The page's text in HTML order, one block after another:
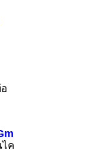
ไค